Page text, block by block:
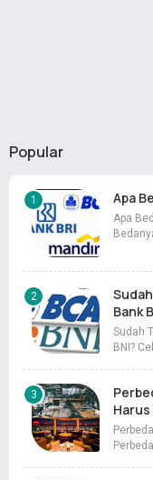
Popular
Apa
Apa
Bank
Sudah
BNI?